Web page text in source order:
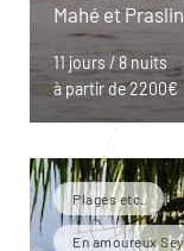
Mahé et Praslin.
11 jours / 8 nuits
à partir de 2200€
Plages etc.
En amoureux